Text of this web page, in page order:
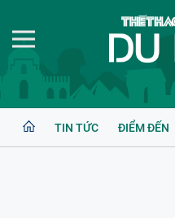
TIN TỨC ĐIỂM ĐẾN